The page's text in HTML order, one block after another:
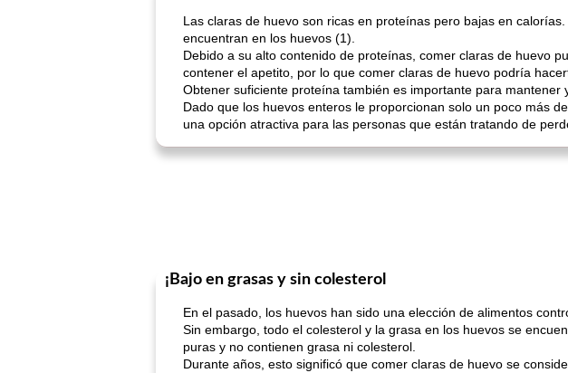
Las claras de huevo son ricas en proteínas pero bajas en
encuentran en los huevos (1).
Debido a su alto contenido de proteínas, comer claras de huevo
contener el apetito, por lo que comer claras de huevo podría
Obtener suficiente proteína también es importante para
Dado que los huevos enteros le proporcionan solo un poco más
una opción atractiva para las personas que están tratando de
¡Bajo en grasas y sin colesterol
En el pasado, los huevos han sido una elección de alimentos
Sin embargo, todo el colesterol y la grasa en los huevos se
puras y no contienen grasa ni colesterol.
Durante años, esto significó que comer claras de huevo se